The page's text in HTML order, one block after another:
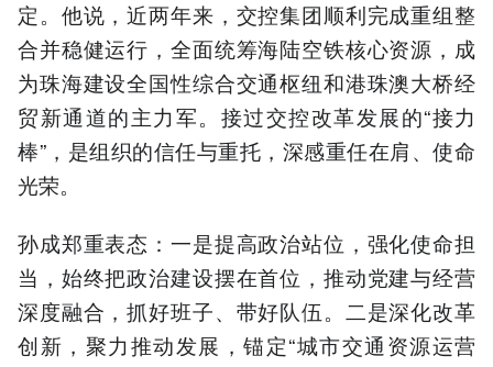
定。他说，近两年来，交控集团顺利完成重组整
合并稳健运行，全面统筹海陆空铁核心资源，成
为珠海建设全国性综合交通枢纽和港珠澳大桥经
贸新通道的主力军。接过交控改革发展的“接力
棒”，是组织的信任与重托，深感重任在肩、使命
光荣。
孙成郑重表态：一是提高政治站位，强化使命担
当，始终把政治建设摆在首位，推动党建与经营
深度融合，抓好班子、带好队伍。二是深化改革
创新，聚力推动发展，锚定“城市交通资源运营